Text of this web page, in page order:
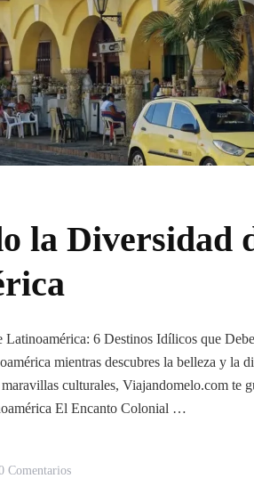
la Diversidad
6 Destinos Idílicos que
mientras descubres la belleza y la
culturales, Viajandomelo.com te
El Encanto Colonial …
ComentariosEn